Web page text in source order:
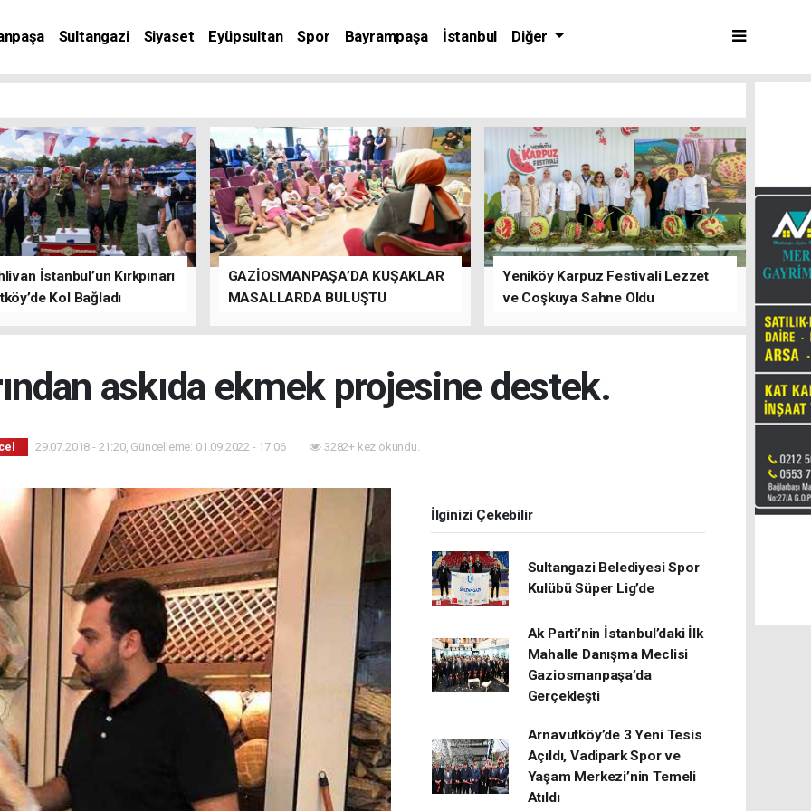
Sultangazi Siyaset Eyüpsultan Spor Bayrampaşa İstanbul Diğer
İstanbul’un Kırkpınarı
Kol Bağladı
GAZİOSMANPAŞA’DA KUŞAKLAR
MASALLARDA BULUŞTU
Yeniköy Karpuz Festivali Lezzet
ve Coşkuya Sahne Oldu
askıda ekmek projesine destek.
29.07.2018 - 21:20, Güncelleme: 01.09.2022 - 17:06 3282+ kez okundu.
İlginizi Çekebilir
Sultangazi Belediyesi Spor
Kulübü Süper Lig’de
Ak Parti’nin İstanbul’daki İlk
Mahalle Danışma Meclisi
Gaziosmanpaşa’da
Gerçekleşti
Arnavutköy’de 3 Yeni Tesis
Açıldı, Vadipark Spor ve
Yaşam Merkezi’nin Temeli
Atıldı